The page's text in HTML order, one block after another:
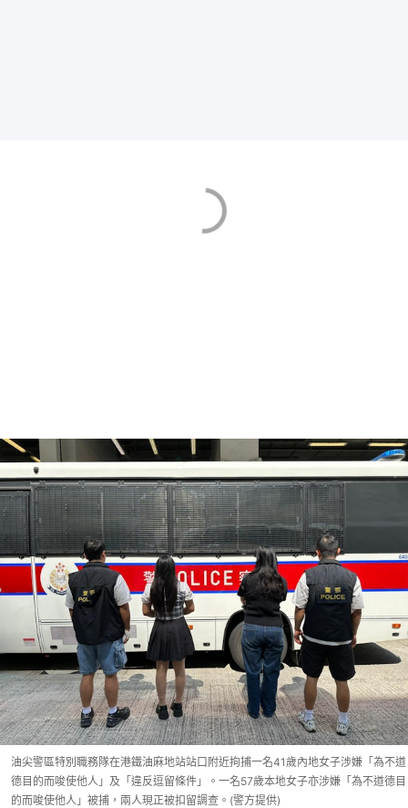
油尖警區特別職務隊在港鐵油麻地站站口附近拘捕一名41歲內地女子涉嫌「為不道
德目的而唆使他人」及「違反逗留條件」。一名57歲本地女子亦涉嫌「為不道德目
的而唆使他人」被捕，兩人現正被扣留調查。(警方提供)